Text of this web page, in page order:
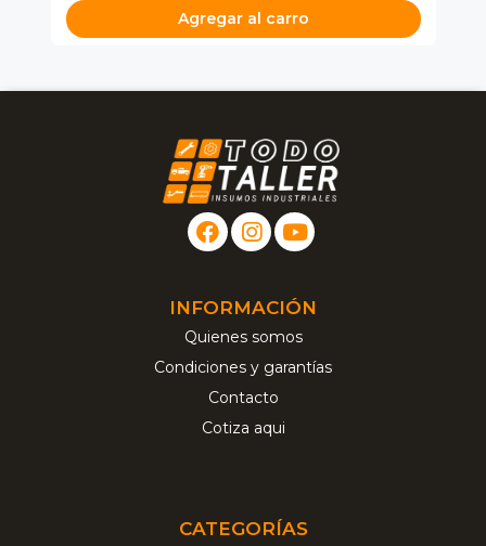
Agregar al carro
INFORMACIÓN
Quienes somos
Condiciones y garantías
Contacto
Cotiza aqui
CATEGORÍAS